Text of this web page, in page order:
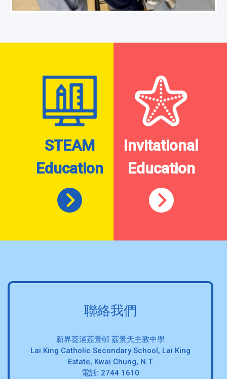
STEAM
Education
Invitational
Education
聯絡我們
新界葵涌荔景邨 荔景天主教中學
Lai King Catholic Secondary School, Lai King
Estate, Kwai Chung, N.T.
電話: 2744 1610